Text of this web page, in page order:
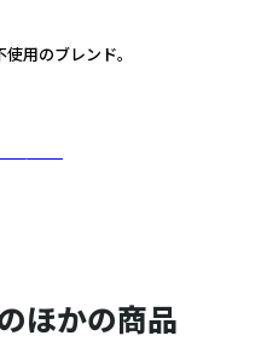
用のブレンド。
ほかの商品